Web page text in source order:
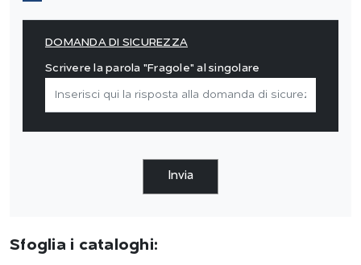
DOMANDA DI SICUREZZA
Scrivere la parola "Fragole" al singolare
Invia
Sfoglia i cataloghi: